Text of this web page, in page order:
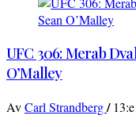
UFC 306: Merab
O’Malley
AvCarl Strandberg/